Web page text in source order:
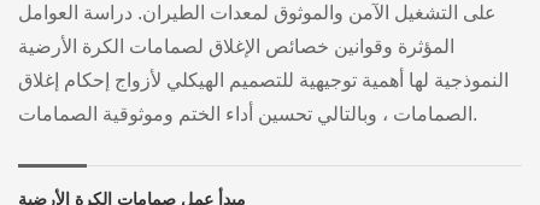
على التشغيل الآمن والموثوق لمعدات الطيران. دراسة العوامل
المؤثرة وقوانين خصائص الإغلاق لصمامات الكرة الأرضية
النموذجية لها أهمية توجيهية للتصميم الهيكلي لأزواج إحكام إغلاق
الصمامات ، وبالتالي تحسين أداء الختم وموثوقية الصمامات.
مبدأ عمل صمامات الكرة الأرضية